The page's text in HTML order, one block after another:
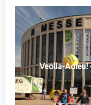
Veolia-Adieu!